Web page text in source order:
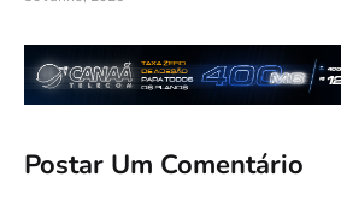
Postar Um Comentário